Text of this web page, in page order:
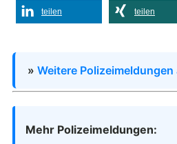
teilen teilen
» Weitere
Mehr Polizeimeldungen: